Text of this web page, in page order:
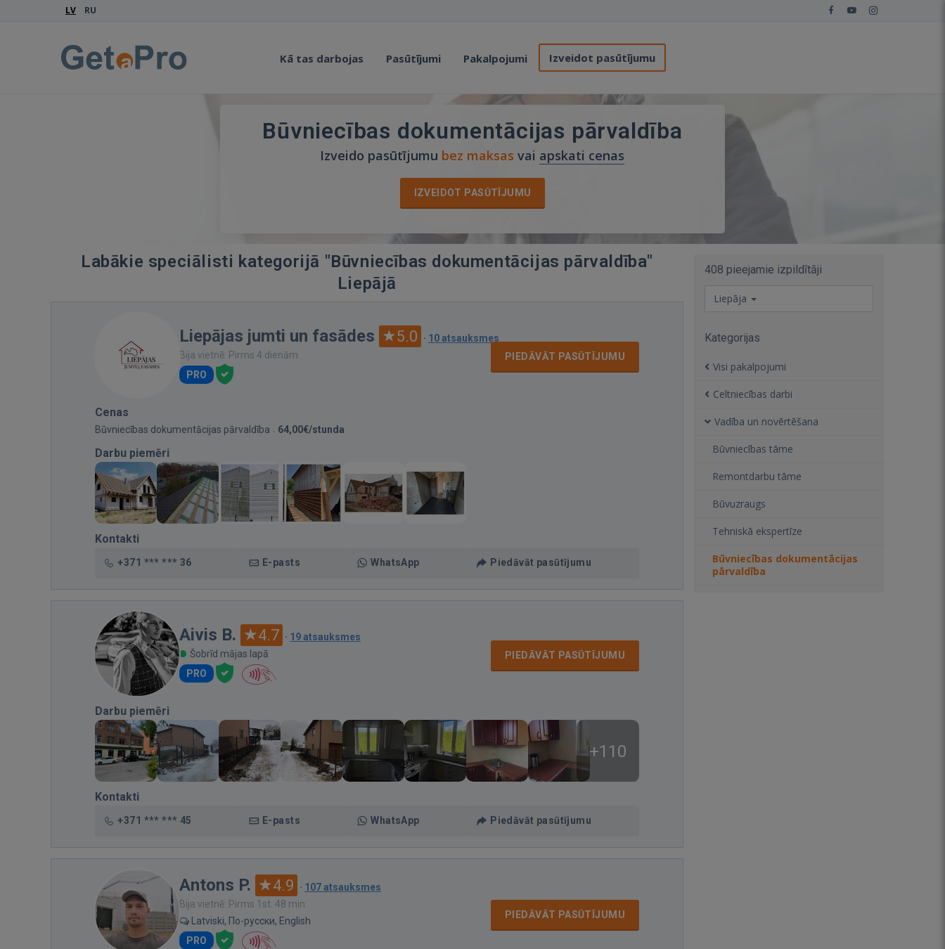
LV RU
Kā tas darbojas Pasūtījumi Pakalpojumi Izveidot pasūtījumu
Būvniecības dokumentācijas pārvaldība
Izveido pasūtījumu bez maksas vai apskati cenas
IZVEIDOT PASŪTĪJUMU
Labākie speciālisti kategorijā "Būvniecības dokumentācijas pārvaldība"
Liepājā
Liepājas jumti un fasādes 5.0 · 10 atsauksmes
Bija vietnē: Pirms 4 dienām
PRO
PIEDĀVĀT PASŪTĪJUMU
Cenas
Būvniecības dokumentācijas pārvaldība 64,00€/stunda
Darbu piemēri
Kontakti
+371 *** *** 36 E-pasts WhatsApp Piedāvāt pasūtījumu
Aivis B. 4.7 · 19 atsauksmes
Šobrīd mājas lapā
PRO
PIEDĀVĀT PASŪTĪJUMU
Darbu piemēri
+110
Kontakti
+371 *** *** 45 E-pasts WhatsApp Piedāvāt pasūtījumu
Antons P. 4.9 · 107 atsauksmes
Bija vietnē: Pirms 1st. 48 min.
Latviski, По-русски, English
PRO
PIEDĀVĀT PASŪTĪJUMU
408 pieejamie izpildītāji
Liepāja
Kategorijas
Visi pakalpojumi
Celtniecības darbi
Vadība un novērtēšana
Būvniecības tāme
Remontdarbu tāme
Būvuzraugs
Tehniskā ekspertīze
Būvniecības dokumentācijas
pārvaldība